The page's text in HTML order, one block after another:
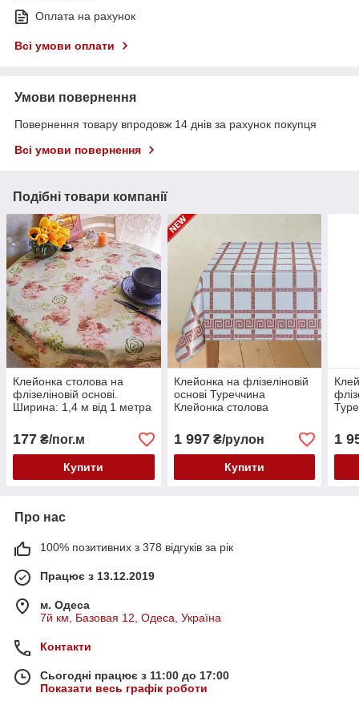
Оплата на рахунок
Всі умови оплати
Умови повернення
Повернення товару впродовж 14 днів за рахунок покупця
Всі умови повернення
Подібні товари компанії
Клейонка столова на
флізеліновій основі.
Ширина: 1,4 м від 1 метра
177 ₴/пог.м
Купити
Клейонка на флізеліновій
основі Туреччина
Клейонка столова
1 997₴/рулон
Купити
1
Про нас
100% позитивних з 378 відгуків за рік
Працює з 13.12.2019
м. Одеса
7й км, Базовая 12, Одеса, Україна
Контакти
Сьогодні працює з 11:00 до 17:00
Показати весь графік роботи